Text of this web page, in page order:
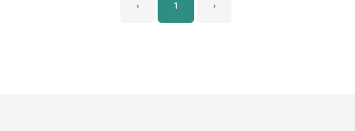
‹ 1 ›